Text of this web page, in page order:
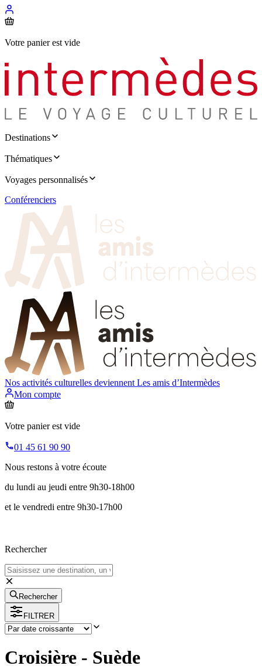
Votre panier est vide
Destinations
Thématiques
Voyages personnalisés
Conférenciers
Nos activités culturelles deviennent Les amis d’Intermèdes
Mon compte
Votre panier est vide
01 45 61 90 90
Nous restons à votre écoute
du lundi au jeudi entre 9h30-18h00
et le vendredi entre 9h30-17h00
Rechercher
Rechercher
FILTRER
Croisière - Suède